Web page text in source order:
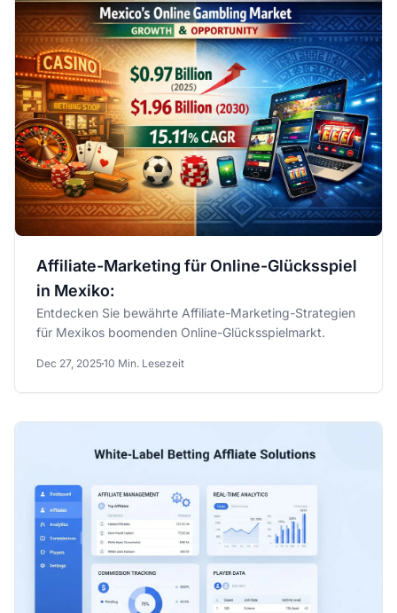
Affiliate-Marketing für Online-Glücksspiel
in Mexiko:
Entdecken Sie bewährte Affiliate-Marketing-Strategien
für Mexikos boomenden Online-Glücksspielmarkt.
Dec 27, 202510 Min. Lesezeit